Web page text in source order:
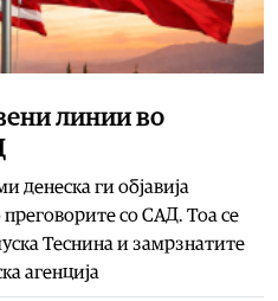
линии во
денеска ги објавија
со САД. Тоа се
Теснина и замрзнатите
агенција